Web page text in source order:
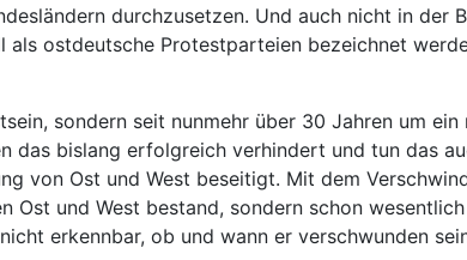
durchzusetzen. Und auch nicht in
ostdeutsche Protestparteien bezeichnet
sondern seit nunmehr über 30 Jahren um
das bislang erfolgreich verhindert und tun das
von Ost und West beseitigt. Mit dem
Ost und West bestand, sondern schon
erkennbar, ob und wann er verschwunden